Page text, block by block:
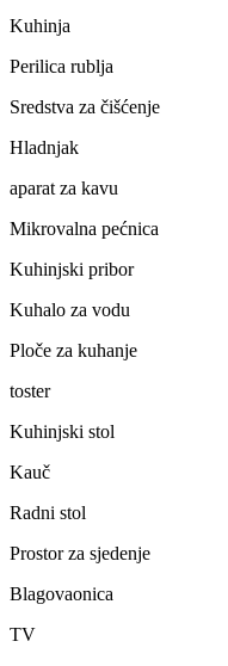
Kuhinja
Perilica rublja
Sredstva za čišćenje
Hladnjak
aparat za kavu
Mikrovalna pećnica
Kuhinjski pribor
Kuhalo za vodu
Ploče za kuhanje
toster
Kuhinjski stol
Kauč
Radni stol
Prostor za sjedenje
Blagovaonica
TV